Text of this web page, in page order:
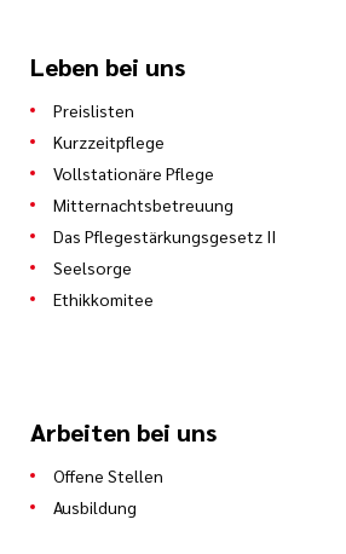
Leben bei uns
Preislisten
Kurzzeitpflege
Vollstationäre Pflege
Mitternachtsbetreuung
Das Pflegestärkungsgesetz II
Seelsorge
Ethikkomitee
Arbeiten bei uns
Offene Stellen
Ausbildung